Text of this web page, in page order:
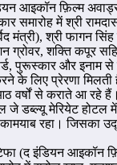
आइकॉन फ़िल्म
समारोह में श्री
मंत्री), श्री फागन
शक्ति कपूर
पुरूस्कार और इनाम से
के लिए प्रेरणा मिलती
वर्षों से कराते आ रहे
जे डब्ल्यू मेरियेट होटल
रहा। जिसका
(द इंडियन आइकॉन